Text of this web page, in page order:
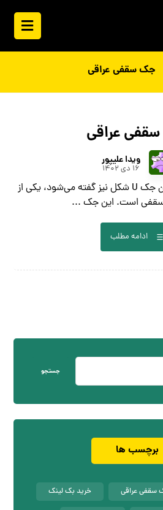
جک سقفی عراقی
عراقی
ویدا علیپور
۱۶ دی ۱۴۰۲
جک سقفی عراقی که به آن جک U شکل نیز گفته می‌شود، یکی از
سقفی است. این جک ...
ادامه مطلب
جستجو
برچسب ها
سقفی عراقی خرید بک لینک